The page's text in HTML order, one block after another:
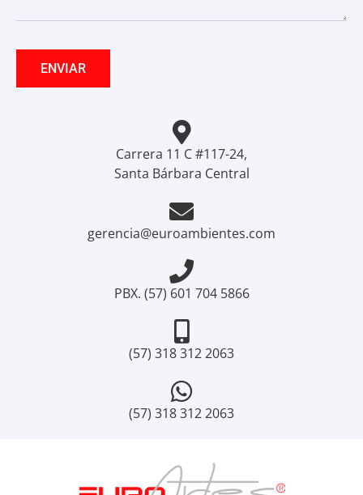
ENVIAR
Carrera 11 C #117-24,
Santa Bárbara Central
gerencia@euroambientes.com
PBX. (57) 601 704 5866
(57) 318 312 2063
(57) 318 312 2063